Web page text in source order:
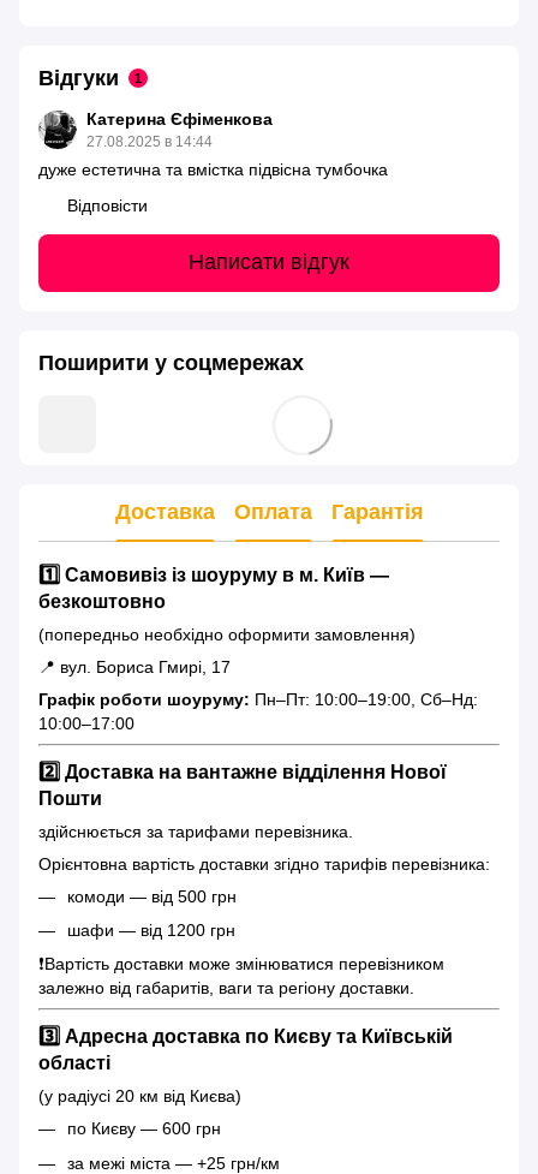
Відгуки 1
Катерина Єфіменкова
27.08.2025 в 14:44
дуже естетична та вмістка підвісна тумбочка
Відповісти
Написати відгук
Поширити у соцмережах
Доставка Оплата Гарантія
1️⃣ Самовивіз із шоуруму в м. Київ —
безкоштовно
(попередньо необхідно оформити замовлення)
📍 вул. Бориса Гмирі, 17
Графік роботи шоуруму: Пн–Пт: 10:00–19:00, Сб–Нд:
10:00–17:00
2️⃣ Доставка на вантажне відділення Нової
Пошти
здійснюється за тарифами перевізника.
Орієнтовна вартість доставки згідно тарифів перевізника:
комоди — від 500 грн
шафи — від 1200 грн
❗️Вартість доставки може змінюватися перевізником
залежно від габаритів, ваги та регіону доставки.
3️⃣ Адресна доставка по Києву та Київській
області
(у радіусі 20 км від Києва)
по Києву — 600 грн
за межі міста — +25 грн/км